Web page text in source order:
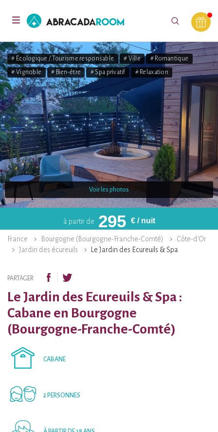
Toggle
AbracadaRoom
# Ecologique / Tourisme responsable # Ville
# Romantique
# Vignoble
# Bien-être # Spa privatif # Relaxation
Voir les photos
à partir de 295 € / nuit
France Bourgogne (Bourgogne-Franche-Comté)
Côte-d'Or
Jardin des écureuils
Le Jardin des Ecureuils & Spa
PARTAGER
Le Jardin des Ecureuils & Spa :
Cabane en Bourgogne
(Bourgogne-Franche-Comté)
CABANE
2 PERSONNES